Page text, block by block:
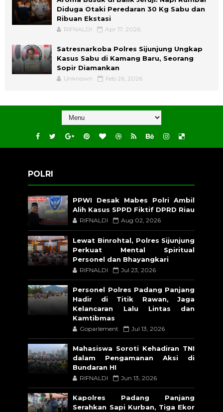
Diduga Otaki Peredaran 30 Kg Sabu dan
Ribuan Ekstasi
RIFNALDI Apr 17, 2026
Satresnarkoba Polres Sijunjung Ungkap
Kasus Sabu di Kamang Baru, Seorang
Sopir Diamankan
Unknown Feb 26, 2026
POLRI
PPWI Desak Mabes Polri Ambil
Alih Kasus SPPD Fiktif DPRD Riau
RIFNALDI Aug 02, 2026
Lewat Binrohtal, Polres Sijunjung
Perkuat Mental Spiritual
Personel dan Bhayangkari
RIFNALDI Jul 23, 2026
Personel Polres Padang Panjang
Hadir di Titik Rawan, Jaga
Kelancaran Lalu Lintas dan
Kamtibmas
Goparlement Jul 13, 2026
Mahasiswa Soroti Kehadiran TNI
dalam Pengamanan Aksi di
Bundaran HI
RIFNALDI Jun 13, 2026
Kapolres Padang Panjang
Serahkan Sapi Kurban, Tiga Ekor